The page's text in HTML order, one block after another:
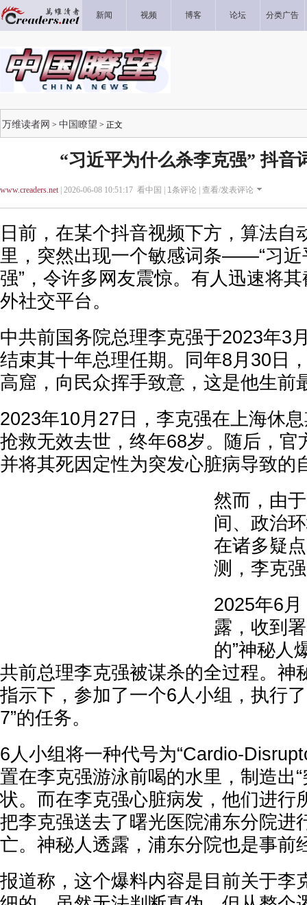
新闻 视频 博客 论坛 分类广告
万维读者网 > 中国瞭望 > 正文
“习近平为什么杀李克强” 抖音
www.creaders.net| 2026-06-08 10:51:17 看中国 | 1条评论 | 查看/发表评论
日前，在某个抖音视频下方，算法自
里，突然出现一个敏感词条——“习近
强”，令许多网友震惊。有人迅速将
外社交平台。
中共前国务院总理李克强于2023年3
结束其十年总理任期。同年8月30日
高窟，向民众挥手致意，这是他生前
2023年10月27日，李克强在上海休
抢救无效去世，终年68岁。随后，官
并将其死因定性为突发心脏病导致的
然而，由
间、政治
在诸多疑
测，李克
2025年6
露，收到
的”神秘人
共前总理李克强被谋杀的全过程。神
指示下，参加了一个6人小组，执行
7”的任务。
6人小组将一种代号为“Cardio-
置在李克强游泳前喝的水里，制造出
状。而在李克强心脏病发，他们进行
把李克强送去了曙光医院浦东分院进
亡。神秘人透露，浦东分院也是事前
报道称，这个爆料内容是目前关于李